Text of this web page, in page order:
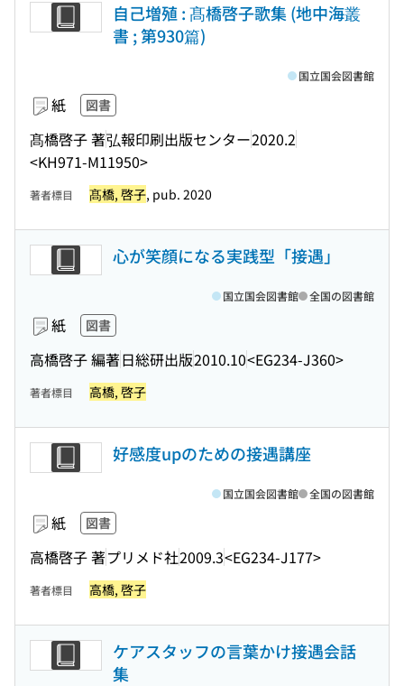
自己増殖 : 髙橋啓子歌集 (地中海叢
書 ; 第930篇)
紙 図書
髙橋啓子 著弘報印刷出版センター2020.2
<KH971-M11950>
国立国会図書館
著者標目 髙橋, 啓子, pub. 2020
心が笑顔になる実践型「接遇」
紙 図書
高橋啓子 編著日総研出版2010.10<EG234-J360>
国立国会図書館 全国の図書館
著者標目 高橋, 啓子
好感度upのための接遇講座
紙 図書
高橋啓子 著プリメド社2009.3<EG234-J177>
国立国会図書館 全国の図書館
著者標目 高橋, 啓子
ケアスタッフの言葉かけ接遇会話
集